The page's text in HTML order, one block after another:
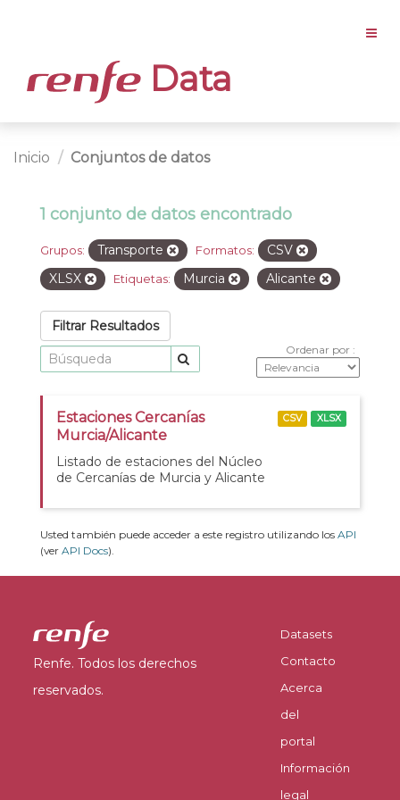
Data
Inicio Conjuntos de datos
1 conjunto de datos encontrado
Grupos: Transporte Formatos:
CSV
XLSX
Etiquetas: Murcia Alicante
Filtrar Resultados
Ordenar por
Estaciones Cercanías
Murcia/Alicante
Listado de estaciones del Núcleo
de Cercanías de Murcia y Alicante
CSV XLSX
Usted también puede acceder a este registro utilizando los API
(ver API Docs).
Renfe. Todos los derechos
reservados.
Datasets
Contacto
Acerca
del
portal
Información
legal